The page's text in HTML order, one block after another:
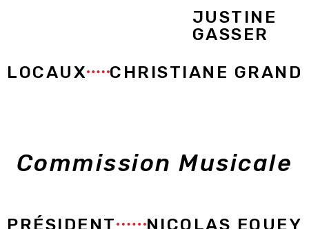
JUSTINE
GASSER
LOCAUX
CHRISTIANE GRAND
Commission Musicale
PRÉSIDENT
NICOLAS EQUEY